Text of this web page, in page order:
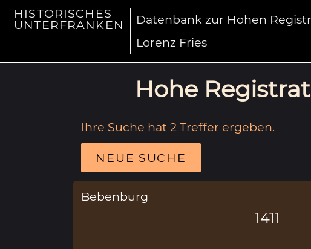
HISTORISCHES
UNTERFRANKEN
Datenbank zur Hohen
Lorenz Fries
Hohe
Ihre Suche hat 2 Treffer ergeben.
NEUE SUCHE
Bebenburg
1411